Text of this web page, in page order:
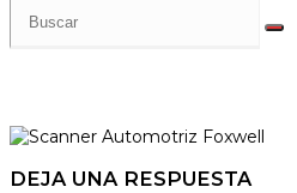
DEJA UNA RESPUESTA